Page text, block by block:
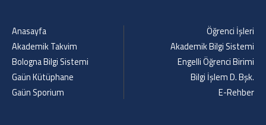
Anasayfa
Akademik Takvim
Bologna Bilgi Sistemi
Gaün Kütüphane
Gaün Sporium
Öğrenci İşleri
Akademik Bilgi Sistemi
Engelli Öğrenci Birimi
Bilgi İşlem D. Bşk.
E-Rehber